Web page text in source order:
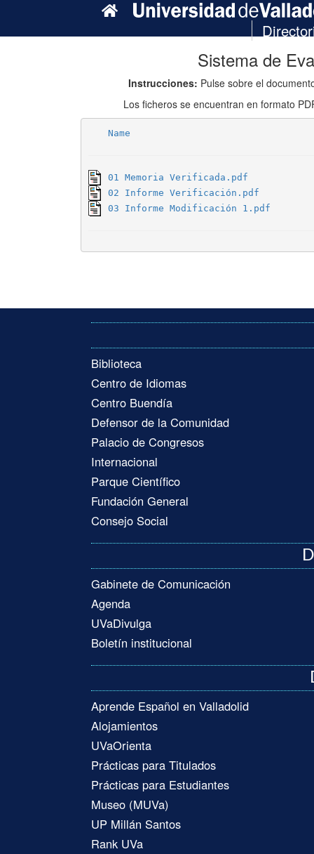
Sistema de
Instrucciones: Pulse sobre el
Los ficheros se encuentran en formato
Name
01 Memoria Verificada.pdf
02 Informe Verificación.pdf
03 Informe Modificación 1.pdf
Biblioteca
Centro de Idiomas
Centro Buendía
Defensor de la Comunidad
Palacio de Congresos
Internacional
Parque Científico
Fundación General
Consejo Social
Gabinete de Comunicación
Agenda
UVaDivulga
Boletín institucional
Aprende Español en Valladolid
Alojamientos
UVaOrienta
Prácticas para Titulados
Prácticas para Estudiantes
Museo (MUVa)
UP Millán Santos
Rank UVa